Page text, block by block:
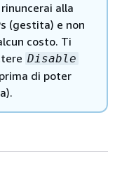
alla
(gestita) e non
costo. Ti
Disable
di poter